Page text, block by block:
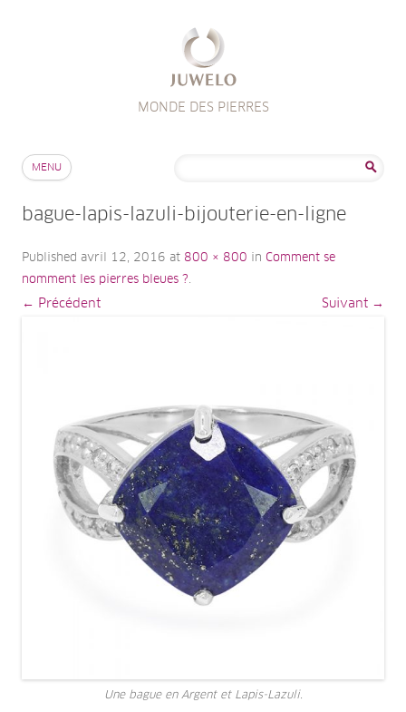
MONDE DES PIERRES
MENU
bague-lapis-lazuli-bijouterie-en-ligne
Published avril 12, 2016 at 800 × 800 in Comment se
nomment les pierres bleues ?.
← Précédent Suivant →
Une bague en Argent et Lapis-Lazuli.